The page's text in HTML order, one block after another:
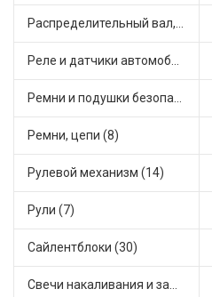
Распределительный вал, шестерни распределительного (7)
Реле и датчики автомобильные (82)
Ремни и подушки безопасности (9)
Ремни, цепи (8)
Рулевой механизм (14)
Рули (7)
Сайлентблоки (30)
Свечи накаливания и зажигания (31)